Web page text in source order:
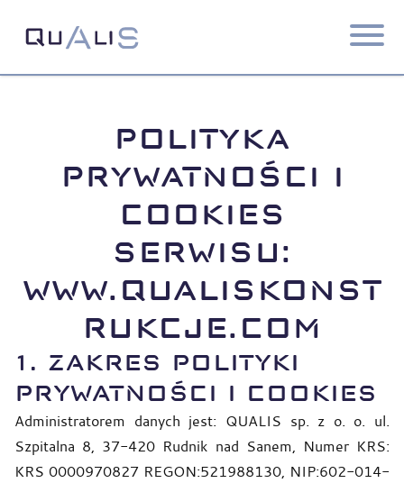
POLITYKA
PRYWATNOŚCI I
COOKIES
SERWISU:
WWW.QUALISKONST
RUKCJE.COM
1. ZAKRES POLITYKI
PRYWATNOŚCI I COOKIES
Administratorem danych jest: QUALIS sp. z o. o. ul.
Szpitalna 8, 37-420 Rudnik nad Sanem, Numer KRS:
KRS 0000970827 REGON:521988130, NIP:602-014-